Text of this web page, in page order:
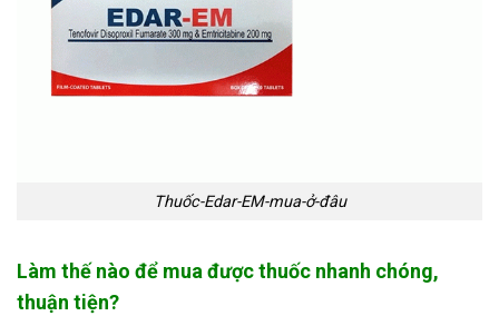
Thuốc-Edar-EM-mua-ở-đâu
Làm thế nào để mua được thuốc nhanh chóng,
thuận tiện?